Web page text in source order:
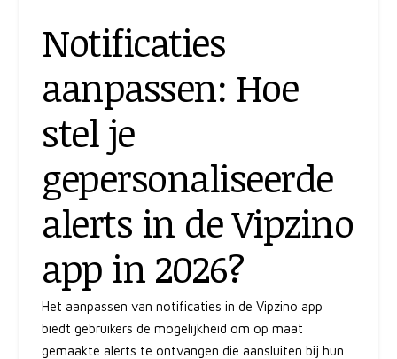
Notificaties
aanpassen: Hoe
stel je
gepersonaliseerde
alerts in de Vipzino
app in 2026?
Het aanpassen van notificaties in de Vipzino app
biedt gebruikers de mogelijkheid om op maat
gemaakte alerts te ontvangen die aansluiten bij hun